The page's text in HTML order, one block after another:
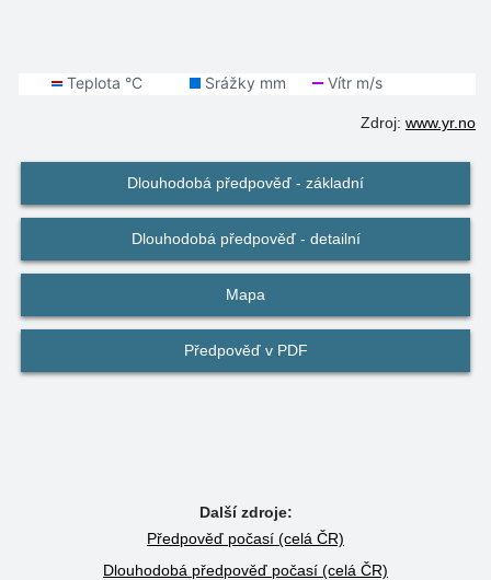
Zdroj: www.yr.no
Dlouhodobá předpověď - základní
Dlouhodobá předpověď - detailní
Mapa
Předpověď v PDF
Další zdroje:
Předpověď počasí (celá ČR)
Dlouhodobá předpověď počasí (celá ČR)